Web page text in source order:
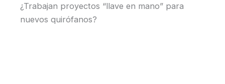
¿Trabajan proyectos “llave en mano” para
nuevos quirófanos?